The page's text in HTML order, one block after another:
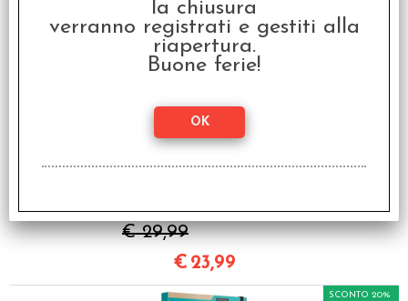
€ 23,99
€ 29,99
€ 23,99
SCONTO 20%
la chiusura
verranno registrati e gestiti alla
riapertura.
Buone ferie!